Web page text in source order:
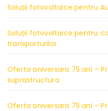
Soluții fotovoltaice pentru
Soluții fotovoltaice pentru
transporturilor
Oferta aniversara 75 ani –
suprastructura
Oferta aniversara 75 ani –